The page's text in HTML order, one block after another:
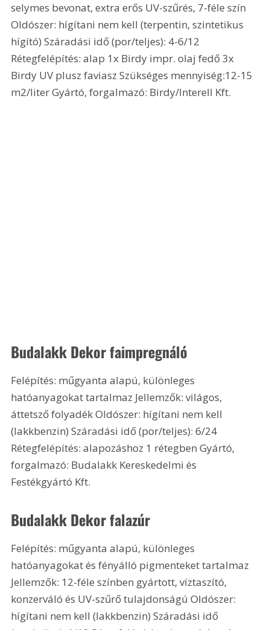
selymes bevonat, extra erős UV-szűrés, 7-féle szín
Oldószer: hígítani nem kell (terpentin, szintetikus
hígító) Száradási idő (por/teljes): 4-6/12
Rétegfelépítés: alap 1x Birdy impr. olaj fedő 3x
Birdy UV plusz faviasz Szükséges mennyiség:12-15
m2/liter Gyártó, forgalmazó: Birdy/Interell Kft.
Budalakk Dekor faimpregnáló
Felépítés: műgyanta alapú, különleges
hatóanyagokat tartalmaz Jellemzők: világos,
áttetsző folyadék Oldószer: hígítani nem kell
(lakkbenzin) Száradási idő (por/teljes): 6/24
Rétegfelépítés: alapozáshoz 1 rétegben Gyártó,
forgalmazó: Budalakk Kereskedelmi és
Festékgyártó Kft.
Budalakk Dekor falazúr
Felépítés: műgyanta alapú, különleges
hatóanyagokat és fényálló pigmenteket tartalmaz
Jellemzők: 12-féle színben gyártott, víztaszító,
konzerváló és UV-szűrő tulajdonságú Oldószer:
hígítani nem kell (lakkbenzin) Száradási idő